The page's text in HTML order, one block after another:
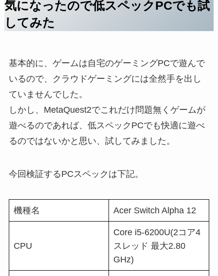
気になったので低スペックPCでも試
してみた
基本的に、ゲームは自宅のゲーミングPCで遊んで
いるので、クラウドゲーミングには全然手を出し
ていませんでした。
しかし、MetaQuest2でこれだけ問題無くゲームが
遊べるのであれば、低スペックPCでも快適に遊べ
るのではないかと思い、試してみました。
今回検証するPCスペックは下記。
機種名 Acer Switch Alpha 12
CPU
Core i5-6200U(2コア4
スレッド 最大2.80
GHz)